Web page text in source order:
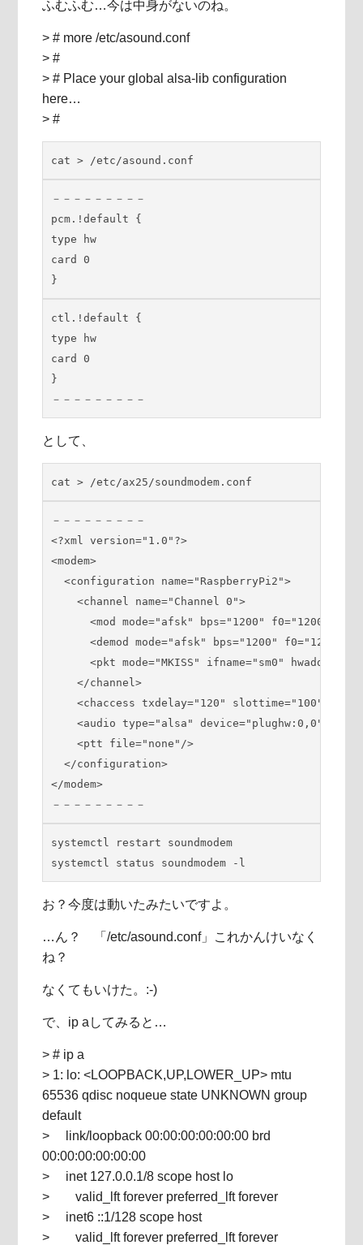
ふむふむ…今は中身がないのね。
> # more /etc/asound.conf
> #
> # Place your global alsa-lib configuration
here…
> #
cat > /etc/asound.conf
－－－－－－－－－
pcm.!default {
type hw
card 0
}
ctl.!default {
type hw
card 0
}
－－－－－－－－－
として、
cat > /etc/ax25/soundmodem.conf
－－－－－－－－－
<?xml version="1.0"?>
<modem>
<configuration name="RaspberryPi2">
<channel name="Channel 0">
<mod mode="afsk" bps="1200" f0="1200"
<demod mode="afsk" bps="1200" f0="1200"
<pkt mode="MKISS" ifname="sm0"
</channel>
<chaccess txdelay="120" slottime="100"
<audio type="alsa" device="plughw:0,0"
<ptt file="none"/>
</configuration>
</modem>
－－－－－－－－－
systemctl restart soundmodem
systemctl status soundmodem -l
お？今度は動いたみたいですよ。
…ん？ 「/etc/asound.conf」これかんけいなく
ね？
なくてもいけた。:-)
で、ip aしてみると…
> # ip a
> 1: lo: <LOOPBACK,UP,LOWER_UP> mtu
65536 qdisc noqueue state UNKNOWN group
default
> link/loopback 00:00:00:00:00:00 brd
00:00:00:00:00:00
> inet 127.0.0.1/8 scope host lo
> valid_lft forever preferred_lft forever
> inet6 ::1/128 scope host
> valid_lft forever preferred_lft forever